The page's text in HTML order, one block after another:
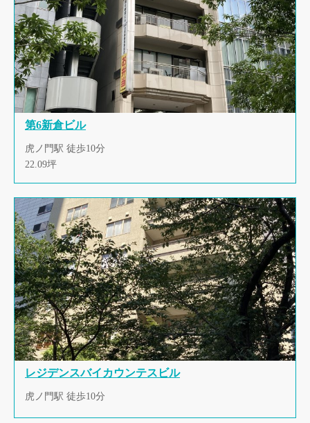
第6新倉ビル
虎ノ門駅 徒歩10分
22.09坪
レジデンスバイカウンテスビル
虎ノ門駅 徒歩10分